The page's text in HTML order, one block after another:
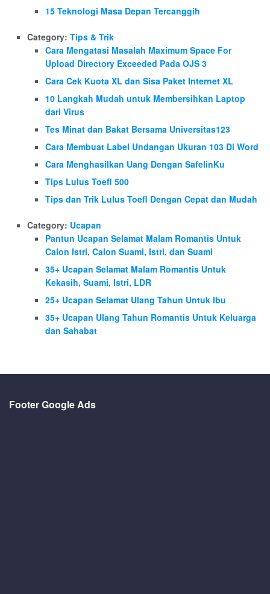
15 Teknologi Masa Depan Tercanggih
Category: Tips & Trik
Cara Mengatasi Masalah Maximum Space For
Upload Directory Exceeded Pada OJS 3
Cara Cek Kuota XL dan Sisa Paket Internet XL
10 Langkah Mudah untuk Membersihkan Laptop
dari Virus
Tes Minat dan Bakat Bersama Universitas123
Cara Membuat Label Undangan Ukuran 103 Di Word
Cara Menghasilkan Uang Dengan SafelinKu
Tips Lulus Toefl 500
Tips dan Trik Lulus Toefl Dengan Cepat dan Mudah
Category: Ucapan
Pantun Ucapan Selamat Malam Romantis Untuk
Calon Istri, Calon Suami, Istri, dan Suami
35+ Ucapan Selamat Malam Romantis Untuk
Kekasih, Suami, Istri, LDR
25+ Ucapan Selamat Ulang Tahun Untuk Ibu
35+ Ucapan Ulang Tahun Romantis Untuk Keluarga
dan Sahabat
Footer Google Ads